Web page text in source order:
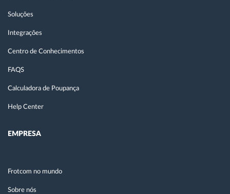
Soluções
Integrações
Centro de Conhecimentos
FAQS
Calculadora de Poupança
Help Center
EMPRESA
Frotcom no mundo
Sobre nós